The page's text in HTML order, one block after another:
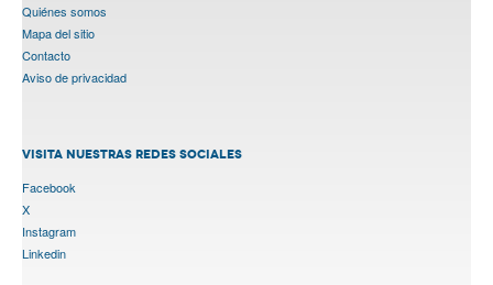
Quiénes somos
Mapa del sitio
Contacto
Aviso de privacidad
VISITA NUESTRAS REDES SOCIALES
Facebook
X
Instagram
Linkedin